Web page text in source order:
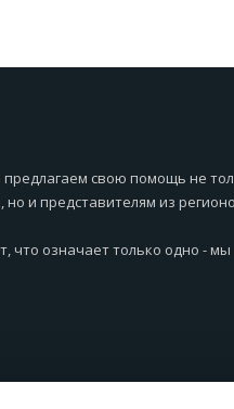
свою помощь не
и представителям из
что означает только одно - мы